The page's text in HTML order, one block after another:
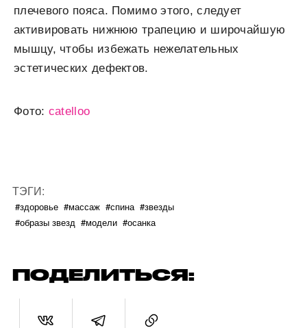
плечевого пояса. Помимо этого, следует
активировать нижнюю трапецию и широчайшую
мышцу, чтобы избежать нежелательных
эстетических дефектов.
Фото: catelloo
ТЭГИ:
#здоровье #массаж #спина #звезды
#образы звезд #модели #осанка
ПОДЕЛИТЬСЯ: